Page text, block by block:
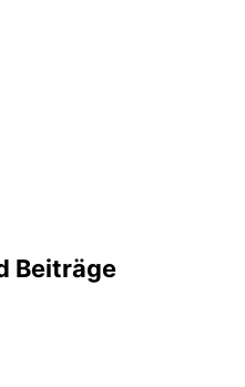
Beiträge